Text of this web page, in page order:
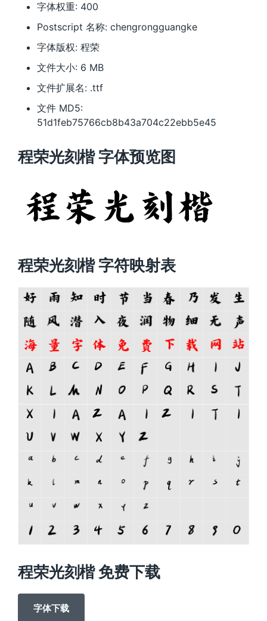
字体权重: 400
Postscript 名称: chengrongguangke
字体版权: 程荣
文件大小: 6 MB
文件扩展名: .ttf
文件 MD5:
51d1feb75766cb8b43a704c22ebb5e45
程荣光刻楷 字体预览图
程荣光刻楷 字符映射表
程荣光刻楷 免费下载
字体下载